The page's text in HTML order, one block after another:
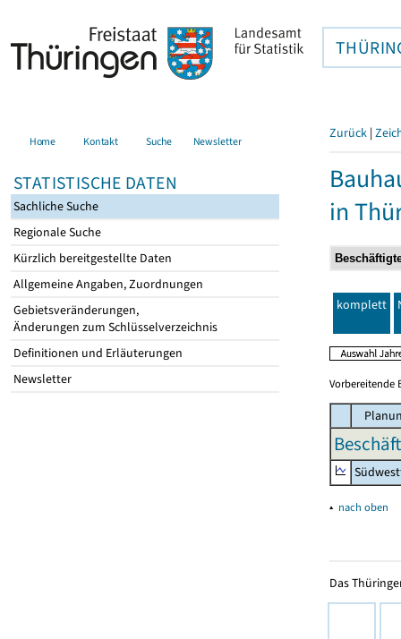
Home Kontakt Suche Newsletter
STATISTISCHE DATEN
Sachliche Suche
Regionale Suche
Kürzlich bereitgestellte Daten
Allgemeine Angaben, Zuordnungen
Gebietsveränderungen,
Änderungen zum Schlüsselverzeichnis
Definitionen und Erläuterungen
Newsletter
Zurück |
in
komplett
Vorbereitende
▴ nach oben
Das